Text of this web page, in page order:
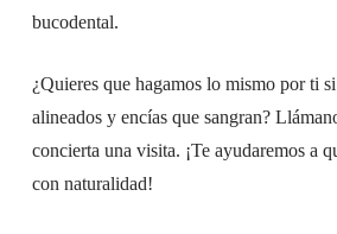
bucodental.
¿Quieres que hagamos lo mismo por ti
alineados y encías que sangran?
concierta una visita. ¡Te ayudaremos a
con naturalidad!